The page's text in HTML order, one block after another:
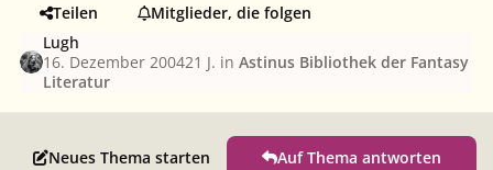
Teilen
Mitglieder, die folgen
Lugh
16. Dezember 200421 J. inAstinus Bibliothek der Fantasy
Literatur
Neues Thema starten Auf Thema antworten